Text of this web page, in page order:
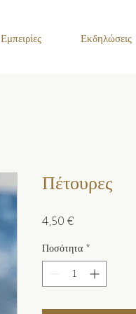
Εμπειρίες Εκδηλώσεις
Πέτουρες
4,50 €
Ποσότητα *